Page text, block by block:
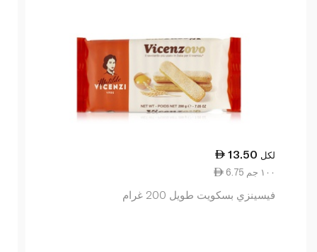
13.50 لكل
6.75 ١٠٠ جم
فيسينزي بسكويت طويل 200 غرام